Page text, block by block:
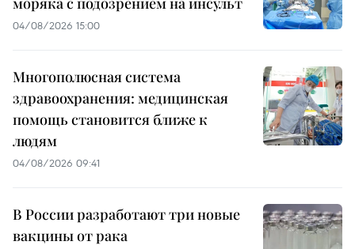
04/08/2026 15:00
Многополюсная система
здравоохранения: медицинская
помощь становится ближе к
людям
04/08/2026 09:41
В России разработают три новые
вакцины от рака